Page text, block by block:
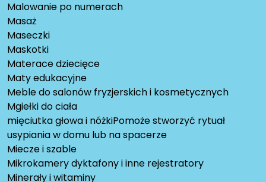
Malowanie po numerach
Masaż
Maseczki
Maskotki
Materace dziecięce
Maty edukacyjne
Meble do salonów fryzjerskich i kosmetycznych
Mgiełki do ciała
mięciutka głowa i nóżkiPomoże stworzyć rytuał
usypiania w domu lub na spacerze
Miecze i szable
Mikrokamery dyktafony i inne rejestratory
Minerały i witaminy